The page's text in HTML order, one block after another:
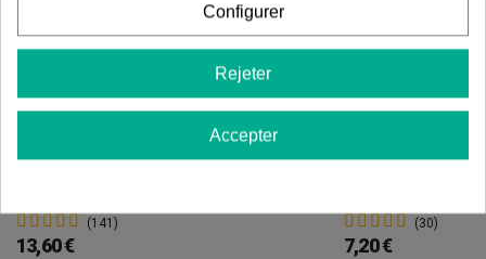
(141)
13,60 €
(30)
7,20 €
Configurer
Rejeter
Accepter